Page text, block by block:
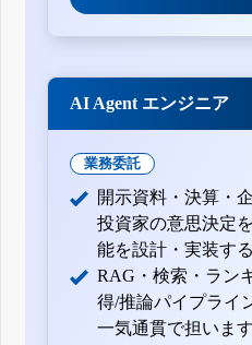
AI Agent エンジニア
業務委託
開示資料・決算・
投資家の意思決定
能を設計・実装す
RAG・検索・ラン
得/推論パイプライ
一気通貫で担います